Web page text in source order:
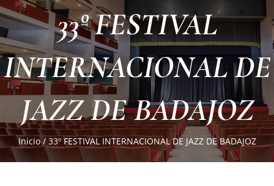
33º FESTIVAL
INTERNACIONAL DE
JAZZ DE BADAJOZ
Inicio / 33º FESTIVAL INTERNACIONAL DE JAZZ DE BADAJOZ